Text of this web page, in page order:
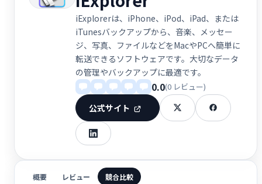
iExplorerは、iPhone、iPod、iPad、または
iTunesバックアップから、音楽、メッセー
ジ、写真、ファイルなどをMacやPCへ簡単に
転送できるソフトウェアです。大切なデータ
の管理やバックアップに最適です。
0.0(0 レビュー)
公式サイト
概要 レビュー 競合比較